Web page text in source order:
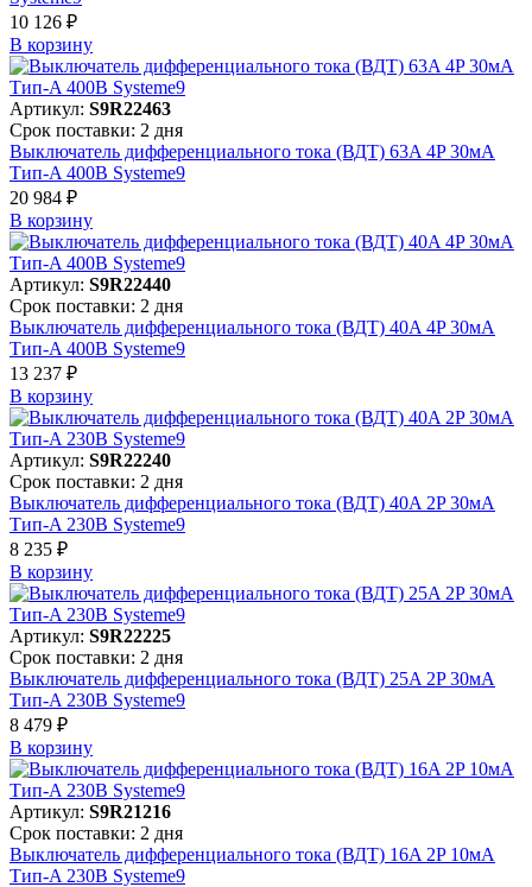
10 126 ₽
В корзинy
Артикул: S9R22463
Срок поставки: 2 дня
Выключатель дифференциального тока (ВДТ) 63A 4P 30мА
Тип-A 400В Systeme9
20 984 ₽
В корзинy
Артикул: S9R22440
Срок поставки: 2 дня
Выключатель дифференциального тока (ВДТ) 40A 4P 30мА
Тип-A 400В Systeme9
13 237 ₽
В корзинy
Артикул: S9R22240
Срок поставки: 2 дня
Выключатель дифференциального тока (ВДТ) 40A 2P 30мА
Тип-A 230В Systeme9
8 235 ₽
В корзинy
Артикул: S9R22225
Срок поставки: 2 дня
Выключатель дифференциального тока (ВДТ) 25A 2P 30мА
Тип-A 230В Systeme9
8 479 ₽
В корзинy
Артикул: S9R21216
Срок поставки: 2 дня
Выключатель дифференциального тока (ВДТ) 16A 2P 10мА
Тип-A 230В Systeme9